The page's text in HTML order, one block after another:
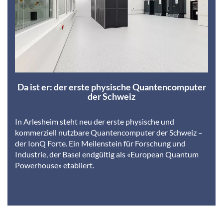
Da ist er: der erste physische Quantencomputer
der Schweiz
In Arlesheim steht neu der erste physische und
kommerziell nutzbare Quantencomputer der Schweiz –
der IonQ Forte. Ein Meilenstein für Forschung und
Industrie, der Basel endgültig als «European Quantum
Powerhouse» etabliert.